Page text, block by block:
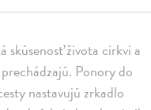
skúsenosť života cirkvi a
Ponory do
nastavujú zrkadlo